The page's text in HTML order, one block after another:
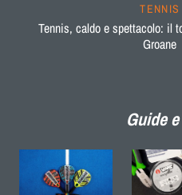
TENNIS
Tennis, caldo e spettacolo: il
Groane
Guide